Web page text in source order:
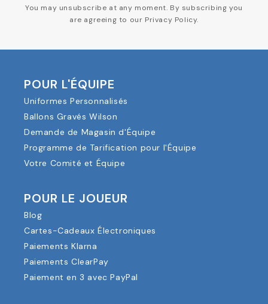
You may unsubscribe at any moment. By subscribing you
are agreeing to our Privacy Policy.
POUR L'ÉQUIPE
Uniformes Personnalisés
Ballons Gravés Wilson
Demande de Magasin d'Équipe
Programme de Tarification pour l'Équipe
Votre Comité et Équipe
POUR LE JOUEUR
Blog
Cartes-Cadeaux Électroniques
Paiements Klarna
Paiements ClearPay
Paiement en 3 avec PayPal